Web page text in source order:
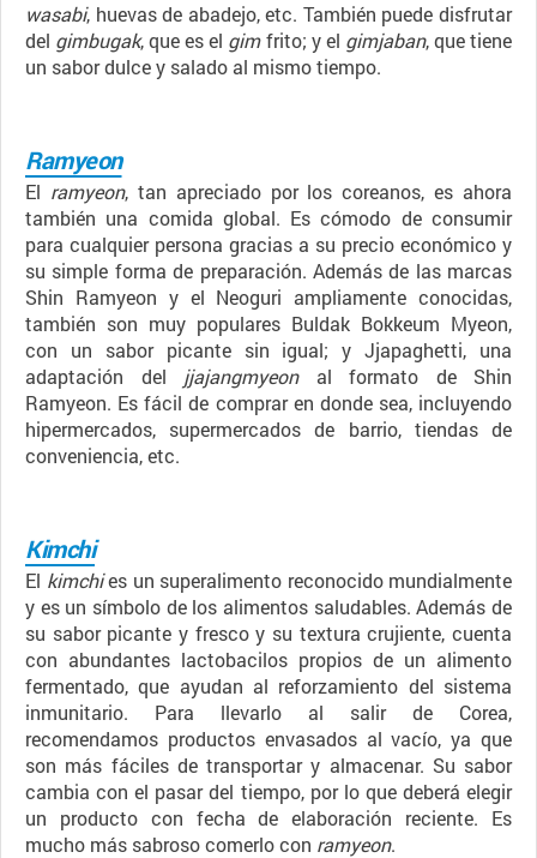
wasabi, huevas de abadejo, etc. También puede disfrutar
del gimbugak, que es el gimfrito; y el gimjaban, que tiene
un sabor dulce y salado al mismo tiempo.
Ramyeon
El ramyeon, tan apreciado por los coreanos, es ahora
también una comida global. Es cómodo de consumir
para cualquier persona gracias a su precio económico y
su simple forma de preparación. Además de las marcas
Shin Ramyeon y el Neoguri ampliamente conocidas,
también son muy populares Buldak Bokkeum Myeon,
con un sabor picante sin igual; y Jjapaghetti, una
adaptación del jjajangmyeon al formato de Shin
Ramyeon. Es fácil de comprar en donde sea, incluyendo
hipermercados, supermercados de barrio, tiendas de
conveniencia, etc.
Kimchi
El kimchies un superalimento reconocido mundialmente
y es un símbolo de los alimentos saludables. Además de
su sabor picante y fresco y su textura crujiente, cuenta
con abundantes lactobacilos propios de un alimento
fermentado, que ayudan al reforzamiento del sistema
inmunitario. Para llevarlo al salir de Corea,
recomendamos productos envasados al vacío, ya que
son más fáciles de transportar y almacenar. Su sabor
cambia con el pasar del tiempo, por lo que deberá elegir
un producto con fecha de elaboración reciente. Es
mucho más sabroso comerlo con ramyeon.